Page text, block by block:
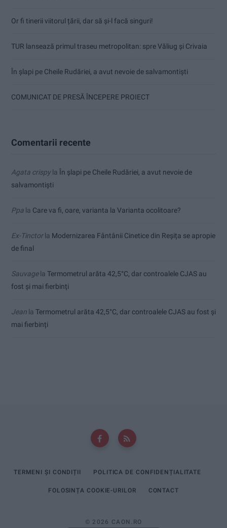
Or fi tinerii viitorul țării, dar să și-l facă singuri!
TUR lansează primul traseu metropolitan: spre Văliug și Crivaia
În șlapi pe Cheile Rudăriei, a avut nevoie de salvamontiști
COMUNICAT DE PRESĂ ÎNCEPERE PROIECT
Comentarii recente
Agata crispyla În șlapi pe Cheile Rudăriei, a avut nevoie de
salvamontiști
Ppa la Care va fi, oare, varianta la Varianta ocolitoare?
Ex-Tinctorla Modernizarea Fântânii Cinetice din Reșița se apropie
de final
Sauvagela Termometrul arăta 42,5°C, dar controalele CJAS au
fost și mai fierbinți
Jean la Termometrul arăta 42,5°C, dar controalele CJAS au fost și
mai fierbinți
TERMENI ȘI CONDIȚII POLITICA DE CONFIDENȚIALITATE
FOLOSINȚA COOKIE-URILOR CONTACT
© 2026 CAON.RO